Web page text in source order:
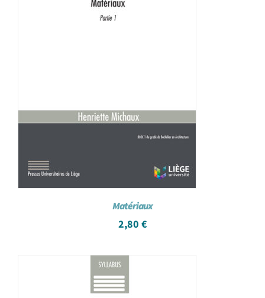
Matériaux
2,80 €